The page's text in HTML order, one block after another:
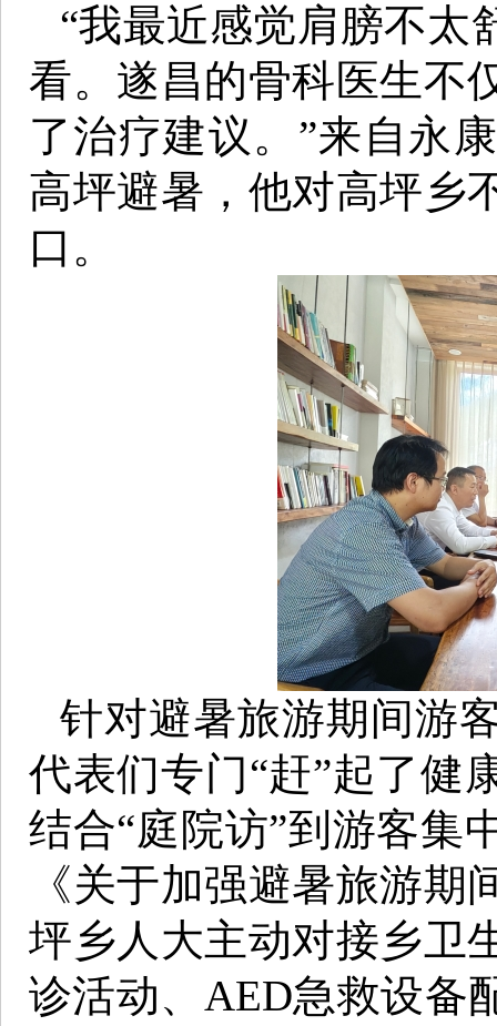
“我最近感觉肩膀不太
看。遂昌的骨科医生不
了治疗建议。”来自永
高坪避暑，他对高坪乡
口。
针对避暑旅游期间游
代表们专门“赶”起了健
结合“庭院访”到游客集
《关于加强避暑旅游
坪乡人大主动对接乡卫
诊活动、AED急救设备